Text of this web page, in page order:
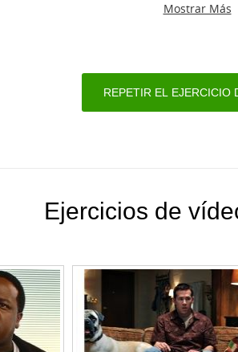
Mostrar Más
REPETIR EL EJERCICIO
Ejercicios de